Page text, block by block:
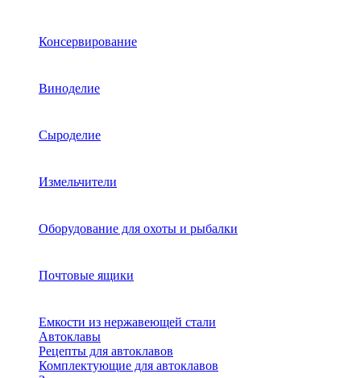
Консервирование
Виноделие
Сыроделие
Измельчители
Оборудование для охоты и рыбалки
Почтовые ящики
Емкости из нержавеющей стали
Автоклавы
Рецепты для автоклавов
Комплектующие для автоклавов